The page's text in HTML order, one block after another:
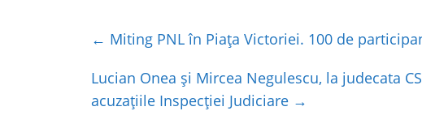
e
o
o
er s
p
p
je
a
z
ă
← Miting PNL în Piața Victoriei. 100 de
Lucian Onea și Mircea Negulescu, la judecata
acuzațiile Inspecției Judiciare →